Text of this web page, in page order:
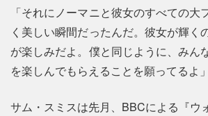
「それにノーマニと彼女のすべての大
く美しい瞬間だったんだ。彼女が輝く
が楽しみだよ。僕と同じように、みん
を楽しんでもらえることを願ってるよ」
サム・スミスは先月、BBCによる『ウ